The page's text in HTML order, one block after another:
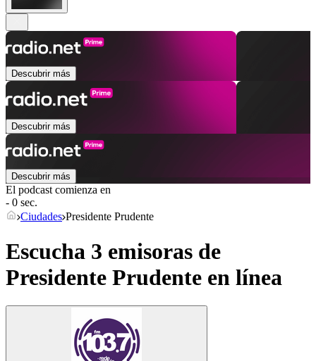
Descubrir más
Descubrir más
Descubrir más
El podcast comienza en
- 0 sec.
Ciudades Presidente Prudente
Escucha 3 emisoras de
Presidente Prudente en línea